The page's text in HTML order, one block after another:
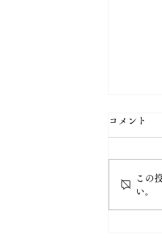
8月 直
コメント
この
い。